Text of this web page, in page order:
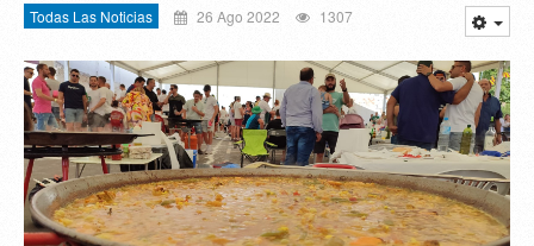
Todas Las Noticias 26 Ago 2022 1307